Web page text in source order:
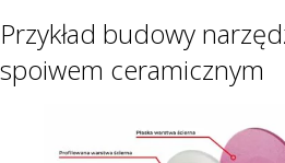
Przykład budowy
spoiwem ceramicznym